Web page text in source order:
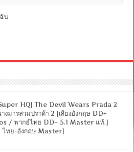
น
HQ] The Devil Wears Prada 2
งมารสวมปราด้า 2 [เสียงอังกฤษ DD+
/ พากย์ไทย DD+ 5.1 Master แท้.]
ไทย-อังกฤษ Master]